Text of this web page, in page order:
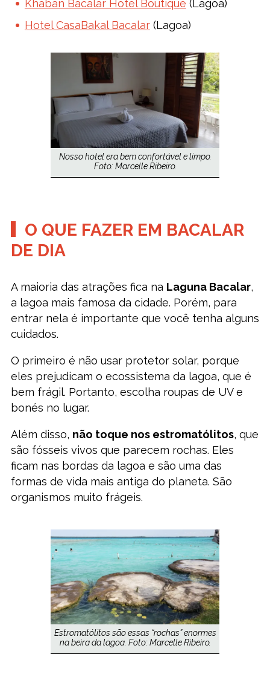
Khaban Bacalar Hotel Boutique (Lagoa)
Hotel CasaBakal Bacalar(Lagoa)
Nosso hotel era bem confortável e limpo.
Foto: Marcelle Ribeiro.
O QUE FAZER EM BACALAR
DE DIA
A maioria das atrações fica na Laguna Bacalar,
a lagoa mais famosa da cidade. Porém, para
entrar nela é importante que você tenha alguns
cuidados.
O primeiro é não usar protetor solar, porque
eles prejudicam o ecossistema da lagoa, que é
bem frágil. Portanto, escolha roupas de UV e
bonés no lugar.
Além disso, não toque nos estromatólitos, que
são fósseis vivos que parecem rochas. Eles
ficam nas bordas da lagoa e são uma das
formas de vida mais antiga do planeta. São
organismos muito frágeis.
Estromatólitos são essas “rochas” enormes
na beira da lagoa. Foto: Marcelle Ribeiro.